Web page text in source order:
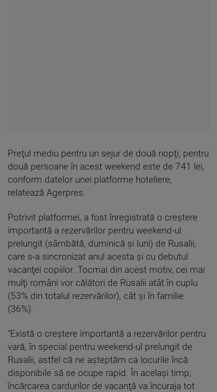
Preţul mediu pentru un sejur de două nopţi, pentru
două persoane în acest weekend este de 741 lei,
conform datelor unei platforme hoteliere,
relatează Agerpres.
Potrivit platformei, a fost înregistrată o creştere
importantă a rezervărilor pentru weekend-ul
prelungit (sâmbătă, duminică şi luni) de Rusalii,
care s-a sincronizat anul acesta şi cu debutul
vacanţei copiilor. Tocmai din acest motiv, cei mai
mulţi români vor călători de Rusalii atât în cuplu
(53% din totalul rezervărilor), cât şi în familie
(36%).
"Există o creştere importantă a rezervărilor pentru
vară, în special pentru weekend-ul prelungit de
Rusalii, astfel că ne aşteptăm ca locurile încă
disponibile să se ocupe rapid. În acelaşi timp,
încărcarea cardurilor de vacanţă va încuraja tot